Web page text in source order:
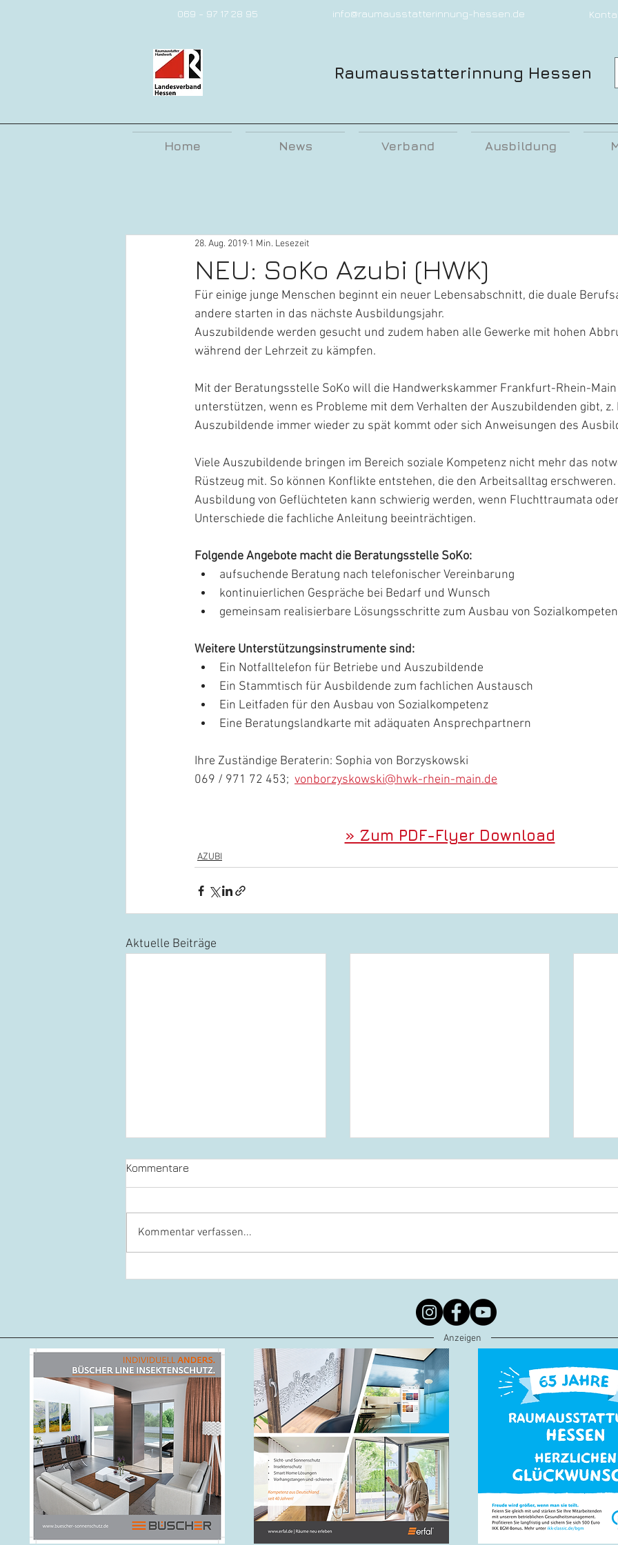
069 - 97 17 28 95 info@raumausstatterinnung-hessen.de
Menü Raumausstatterinnung Hessen
Home News Verband Ausbildung
NEU: SoKo Azubi (HWK)
28. Aug. 2019 1 Min. Lesezeit
Für einige junge Menschen beginnt ein neuer Lebensabschnitt, die duale
andere starten in das nächste Ausbildungsjahr.
Auszubildende werden gesucht und zudem haben alle Gewerke mit hohen
während der Lehrzeit zu kämpfen.
Mit der Beratungsstelle SoKo will die Handwerkskammer Frankfurt-Rhein-
unterstützen, wenn es Probleme mit dem Verhalten der Auszubildenden gibt, z.
Auszubildende immer wieder zu spät kommt oder sich Anweisungen des
Viele Auszubildende bringen im Bereich soziale Kompetenz nicht mehr das
Rüstzeug mit. So können Konflikte entstehen, die den Arbeitsalltag erschweren.
Ausbildung von Geflüchteten kann schwierig werden, wenn Fluchttraumata
Unterschiede die fachliche Anleitung beeinträchtigen.
Folgende Angebote macht die Beratungsstelle SoKo:
aufsuchende Beratung nach telefonischer Vereinbarung
kontinuierlichen Gespräche bei Bedarf und Wunsch
gemeinsam realisierbare Lösungsschritte zum Ausbau von
Weitere Unterstützungsinstrumente sind:
Ein Notfalltelefon für Betriebe und Auszubildende
Ein Stammtisch für Ausbildende zum fachlichen Austausch
Ein Leitfaden für den Ausbau von Sozialkompetenz
Eine Beratungslandkarte mit adäquaten Ansprechpartnern
Ihre Zuständige Beraterin: Sophia von Borzyskowski
069 / 971 72 453; vonborzyskowski@hwk-rhein-main.de
» Zum PDF-Flyer Download
AZUBI
Aktuelle Beiträge
Kommentare
Kommentar verfassen...
Anzeigen